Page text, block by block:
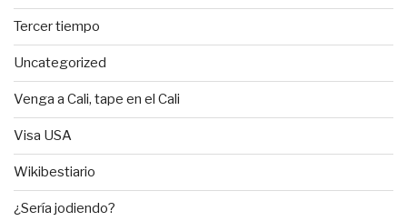
Tercer tiempo
Uncategorized
Venga a Cali, tape en el Cali
Visa USA
Wikibestiario
¿Sería jodiendo?